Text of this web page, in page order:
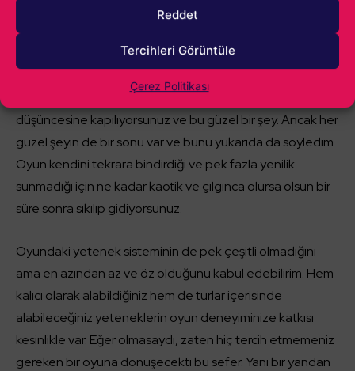
Reddet
Tercihleri Görüntüle
Çerez Politikası
DOOM oynuyormuş hissiyatı sundu bana. Yarışlarda sürekli
kafanıza kafanıza saldıran rakipler, sizi yoldan saptırmaya
çalışan tuzaklar, zombi grupları ve daha birçok etken, yarış
Hal böyle olunca “Hadi biraz daha ilerleyeyim”
düşüncesine kapılıyorsunuz ve bu güzel bir şey. Ancak her
güzel şeyin de bir sonu var ve bunu yukarıda da söyledim.
Oyun kendini tekrara bindirdiği ve pek fazla yenilik
sunmadığı için ne kadar kaotik ve çılgınca olursa olsun bir
süre sonra sıkılıp gidiyorsunuz.
Oyundaki yetenek sisteminin de pek çeşitli olmadığını
ama en azından az ve öz olduğunu kabul edebilirim. Hem
kalıcı olarak alabildiğiniz hem de turlar içerisinde
alabileceğiniz yeteneklerin oyun deneyiminize katkısı
kesinlikle var. Eğer olmasaydı, zaten hiç tercih etmemeniz
gereken bir oyuna dönüşecekti bu sefer. Yani bir yandan